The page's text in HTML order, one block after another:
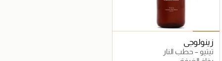
زينولوجي
تيتيو – حطب النار